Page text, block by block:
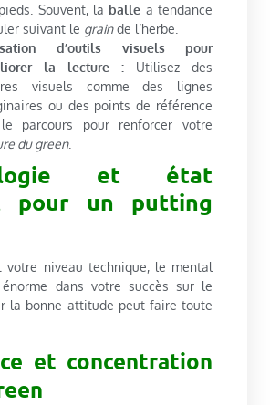
Souvent, la balle a tendance
suivant le grainde l’herbe.
d’outils visuels pour
la lecture : Utilisez des
visuels comme des lignes
ou des points de référence
parcours pour renforcer votre
du green.
et état
pour un putting
votre niveau technique, le mental
dans votre succès sur le
la bonne attitude peut faire toute
et concentration